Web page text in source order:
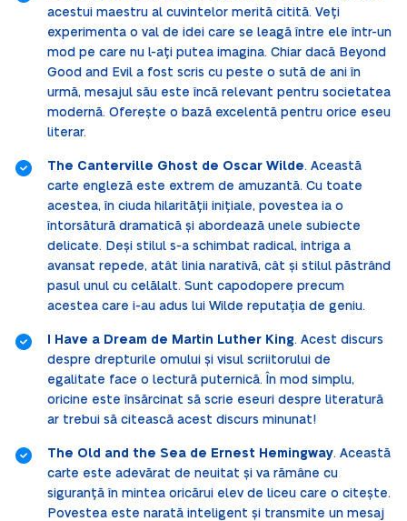
acestui maestru al cuvintelor merită citită. Veți
experimenta o val de idei care se leagă între ele într-un
mod pe care nu l-ați putea imagina. Chiar dacă Beyond
Good and Evil a fost scris cu peste o sută de ani în
urmă, mesajul său este încă relevant pentru societatea
modernă. Oferește o bază excelentă pentru orice eseu
literar.
The Canterville Ghost de Oscar Wilde. Această
carte engleză este extrem de amuzantă. Cu toate
acestea, în ciuda hilarității inițiale, povestea ia o
întorsătură dramatică și abordează unele subiecte
delicate. Deși stilul s-a schimbat radical, intriga a
avansat repede, atât linia narativă, cât și stilul păstrând
pasul unul cu celălalt. Sunt capodopere precum
acestea care i-au adus lui Wilde reputația de geniu.
I Have a Dream de Martin Luther King. Acest discurs
despre drepturile omului și visul scriitorului de
egalitate face o lectură puternică. În mod simplu,
oricine este însărcinat să scrie eseuri despre literatură
ar trebui să citească acest discurs minunat!
The Old and the Sea de Ernest Hemingway. Această
carte este adevărat de neuitat și va rămâne cu
siguranță în mintea oricărui elev de liceu care o citește.
Povestea este narată inteligent și transmite un mesaj